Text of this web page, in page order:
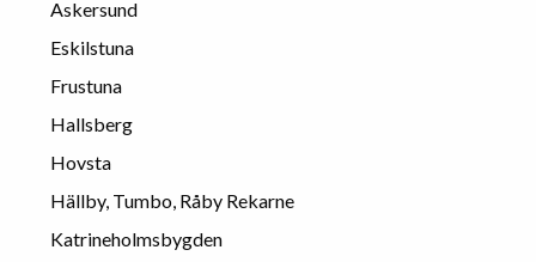
Askersund
Eskilstuna
Frustuna
Hallsberg
Hovsta
Hällby, Tumbo, Råby Rekarne
Katrineholmsbygden